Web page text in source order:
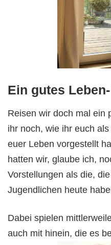
Ein gutes
Reisen wir doch mal ein
ihr noch, wie ihr euch
euer Leben vorgestellt
hatten wir, glaube ich,
Vorstellungen als die,
Jugendlichen heute
Dabei spielen
auch mit hinein, die es